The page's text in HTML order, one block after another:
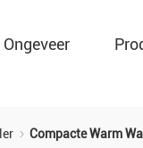
Ongeveer
Compacte Warm